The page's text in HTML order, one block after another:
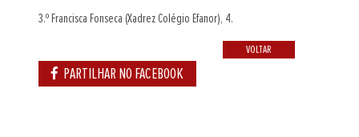
3.º Francisca Fonseca (Xadrez Colégio Efanor), 4.
VOLTAR
PARTILHAR NO FACEBOOK